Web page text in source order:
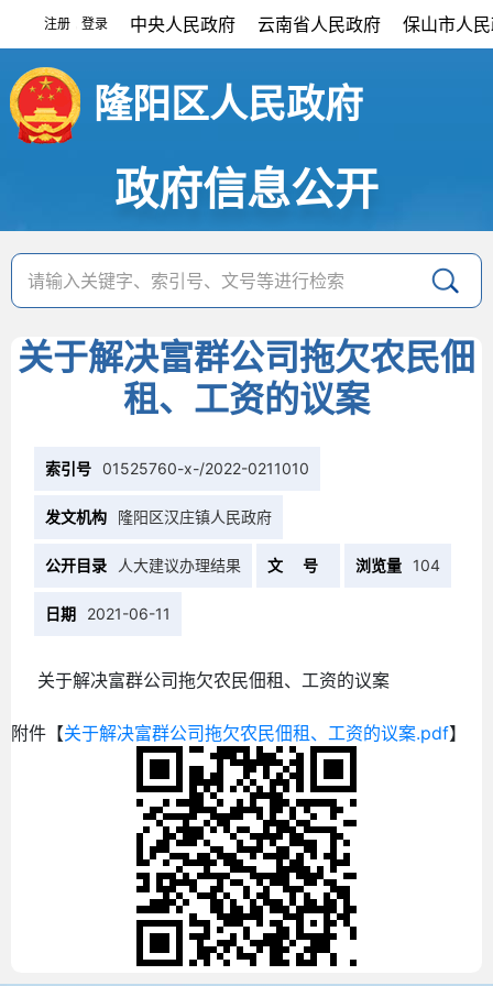
注册 登录 中央人民政府 云南省人民政府 保山市人
隆阳区人民政府
政府信息公开
关于解决富群公司拖欠农民佃
租、工资的议案
索引号 01525760-x-/2022-0211010
发文机构 隆阳区汉庄镇人民政府
公开目录 人大建议办理结果 文 号 浏览量 104
日期 2021-06-11
关于解决富群公司拖欠农民佃租、工资的议案
附件【关于解决富群公司拖欠农民佃租、工资的议案.pdf】